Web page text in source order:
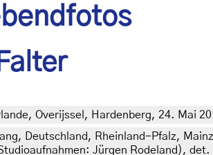
Overijssel, Hardenberg, 24. Mai
Deutschland, Rheinland-Pfalz,
Jürgen Rodeland), det.